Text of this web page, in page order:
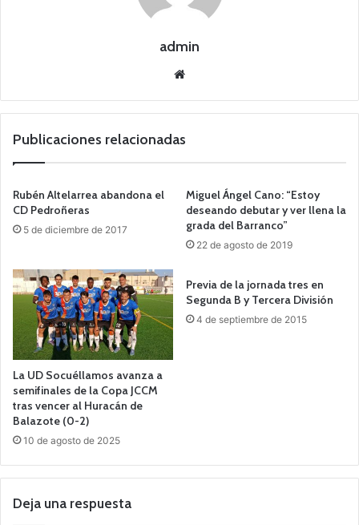
admin
we
Publicaciones relacionadas
Rubén Altelarrea abandona el
CD Pedroñeras
5 de diciembre de 2017
Miguel Ángel Cano: “Estoy
deseando debutar y ver llena la
grada del Barranco”
22 de agosto de 2019
La UD Socuéllamos avanza a
semifinales de la Copa JCCM
tras vencer al Huracán de
Balazote (0-2)
10 de agosto de 2025
Previa de la jornada tres en
Segunda B y Tercera División
4 de septiembre de 2015
Deja una respuesta